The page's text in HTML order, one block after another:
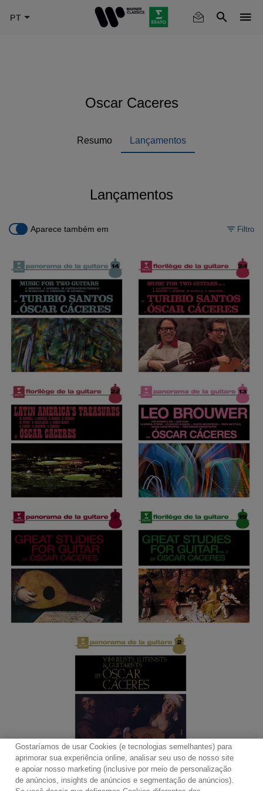
Oscar Caceres
Resumo Lançamentos
Lançamentos
Aparece também em Filtro
Gostaríamos de usar Cookies (e tecnologias semelhantes) para
aprimorar sua experiência online, analisar seu uso de nosso site
e apoiar nosso marketing (inclusive por meio de personalização
de anúncios, insights de anúncios e segmentação de anúncios).